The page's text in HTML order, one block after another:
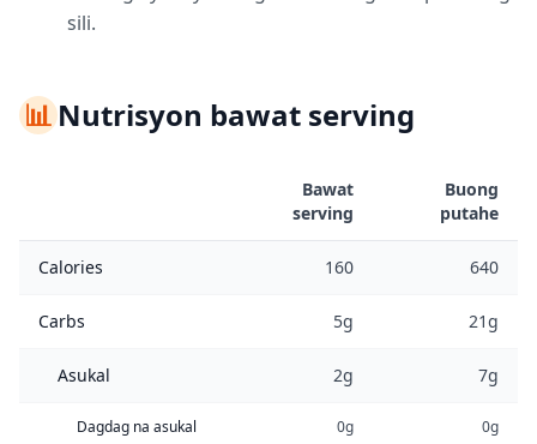
sili.
📊Nutrisyon bawat serving
Bawat
serving
Buong
putahe
Calories 160 640
Carbs 5g 21g
Asukal 2g 7g
Dagdag na asukal 0g 0g